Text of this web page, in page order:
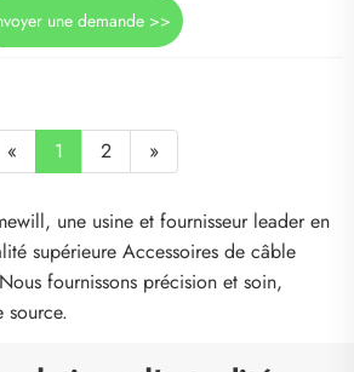
une demande >>
« 1 2 »
une usine et fournisseur leader en
supérieure Accessoires de câble
fournissons précision et soin,
source.